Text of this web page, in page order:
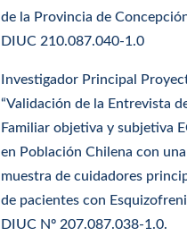
de la Provincia de
DIUC 210.087.040-1.0
Investigador Principal
“Validación de la Entrevista
Familiar objetiva y subjetiva
en Población Chilena con una
muestra de cuidadores
de pacientes con
DIUC Nº 207.087.038-1.0.